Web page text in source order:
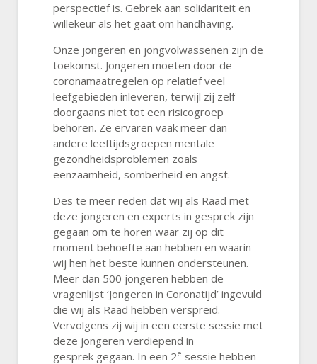
perspectief is. Gebrek aan solidariteit en
willekeur als het gaat om handhaving.
Onze jongeren en jongvolwassenen zijn de
toekomst. Jongeren moeten door de
coronamaatregelen op relatief veel
leefgebieden inleveren, terwijl zij zelf
doorgaans niet tot een risicogroep
behoren. Ze ervaren vaak meer dan
andere leeftijdsgroepen mentale
gezondheidsproblemen zoals
eenzaamheid, somberheid en angst.
Des te meer reden dat wij als Raad met
deze jongeren en experts in gesprek zijn
gegaan om te horen waar zij op dit
moment behoefte aan hebben en waarin
wij hen het beste kunnen ondersteunen.
Meer dan 500 jongeren hebben de
vragenlijst ‘Jongeren in Coronatijd’ ingevuld
die wij als Raad hebben verspreid.
Vervolgens zij wij in een eerste sessie met
deze jongeren verdiepend in
gesprek gegaan. In een 2e sessie hebben